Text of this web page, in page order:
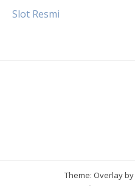
Slot Resmi
Theme: Overlay by